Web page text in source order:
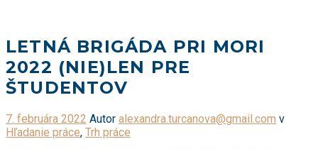
LETNÁ BRIGÁDA PRI MORI
2022 (NIE)LEN PRE
ŠTUDENTOV
Pridané
7. februára 2022 Autor alexandra.turcanova@gmail.com v
Hľadanie práce, Trh práce